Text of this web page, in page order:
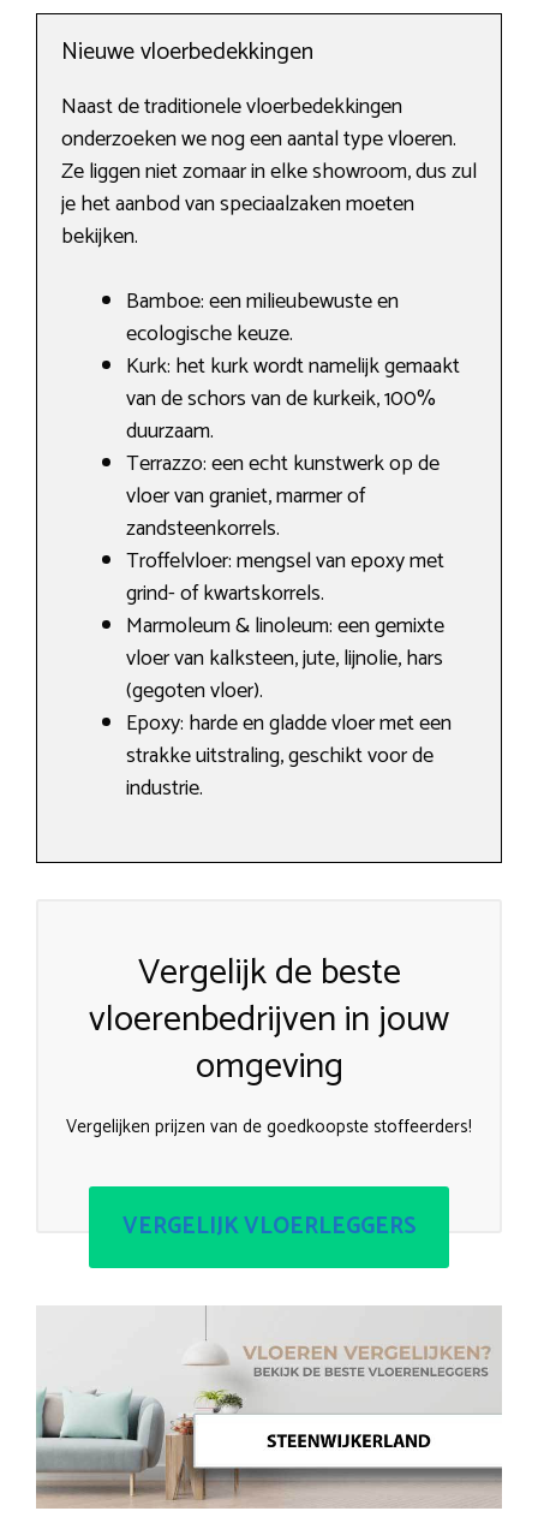
Nieuwe vloerbedekkingen
Naast de traditionele vloerbedekkingen
onderzoeken we nog een aantal type vloeren.
Ze liggen niet zomaar in elke showroom, dus zul
je het aanbod van speciaalzaken moeten
bekijken.
Bamboe: een milieubewuste en
ecologische keuze.
Kurk: het kurk wordt namelijk gemaakt
van de schors van de kurkeik, 100%
duurzaam.
Terrazzo: een echt kunstwerk op de
vloer van graniet, marmer of
zandsteenkorrels.
Troffelvloer: mengsel van epoxy met
grind- of kwartskorrels.
Marmoleum & linoleum: een gemixte
vloer van kalksteen, jute, lijnolie, hars
(gegoten vloer).
Epoxy: harde en gladde vloer met een
strakke uitstraling, geschikt voor de
industrie.
Vergelijk de beste
vloerenbedrijven in jouw
omgeving
Vergelijken prijzen van de goedkoopste stoffeerders!
VERGELIJK VLOERLEGGERS